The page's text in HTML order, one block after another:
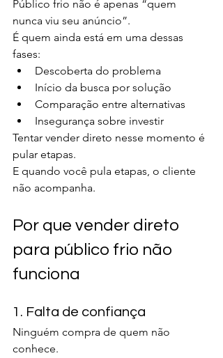
Público frio não é apenas “quem
nunca viu seu anúncio”.
É quem ainda está em uma dessas
fases:
Descoberta do problema
Início da busca por solução
Comparação entre alternativas
Insegurança sobre investir
Tentar vender direto nesse momento é
pular etapas.
E quando você pula etapas, o cliente
não acompanha.
Por que vender direto
para público frio não
funciona
1. Falta de confiança
Ninguém compra de quem não
conhece.